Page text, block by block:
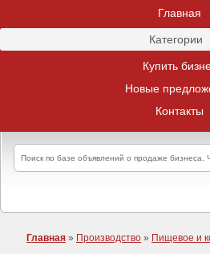
Главная
Категории
Купить
Новые
Контакты
Главная » Производство » Пищевое и